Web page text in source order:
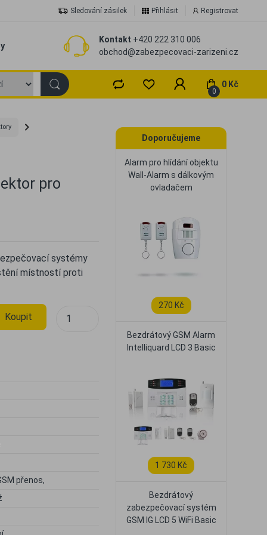
Sledování zásilek Přihlásit Registrovat
Kontakt +420 222 310 006
obchod@zabezpecovaci-zarizeni.cz
0 Kč
0
pro
systémy
místností proti
Koupit
přenos,
Doporučujeme
Alarm pro hlídání objektu
Wall-Alarm s dálkovým
ovladačem
270 Kč
Bezdrátový GSM Alarm
Intelliquard LCD 3 Basic
1 730 Kč
Bezdrátový
zabezpečovací systém
GSM IG LCD 5 WiFi Basic